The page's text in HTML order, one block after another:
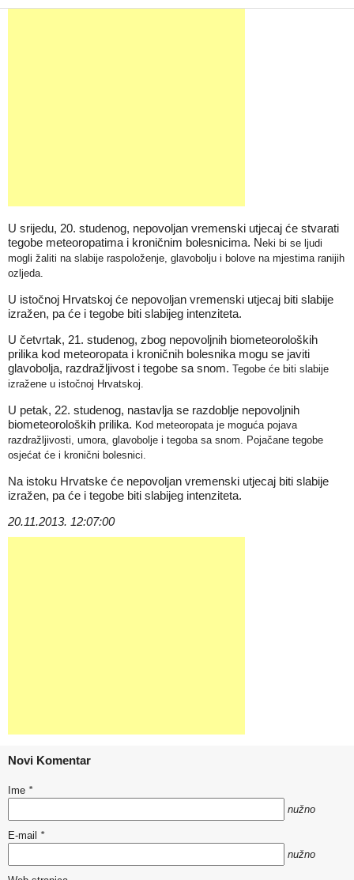
U srijedu, 20. studenog, nepovoljan vremenski utjecaj će stvarati
tegobe meteoropatima i kroničnim bolesnicima. Neki bi se ljudi
mogli žaliti na slabije raspoloženje, glavobolju i bolove na mjestima ranijih
ozljeda.
U istočnoj Hrvatskoj će nepovoljan vremenski utjecaj biti slabije
izražen, pa će i tegobe biti slabijeg intenziteta.
U četvrtak, 21. studenog, zbog nepovoljnih biometeoroloških
prilika kod meteoropata i kroničnih bolesnika mogu se javiti
glavobolja, razdražljivost i tegobe sa snom. Tegobe će biti slabije
izražene u istočnoj Hrvatskoj.
U petak, 22. studenog, nastavlja se razdoblje nepovoljnih
biometeoroloških prilika. Kod meteoropata je moguća pojava
razdražljivosti, umora, glavobolje i tegoba sa snom. Pojačane tegobe
osjećat će i kronični bolesnici.
Na istoku Hrvatske će nepovoljan vremenski utjecaj biti slabije
izražen, pa će i tegobe biti slabijeg intenziteta.
20.11.2013. 12:07:00
Novi Komentar
Ime *
nužno
E-mail *
nužno